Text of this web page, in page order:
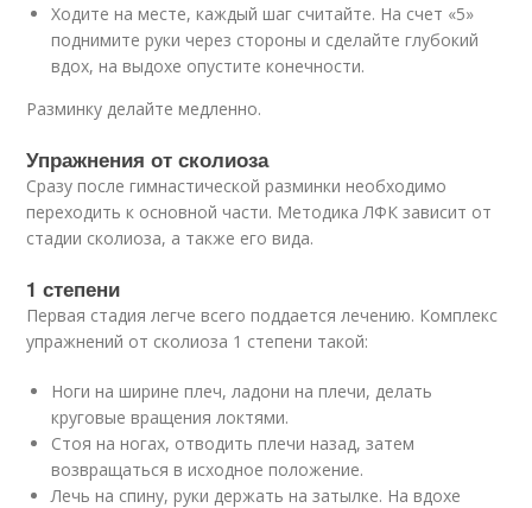
Ходите на месте, каждый шаг считайте. На счет «5»
поднимите руки через стороны и сделайте глубокий
вдох, на выдохе опустите конечности.
Разминку делайте медленно.
Упражнения от сколиоза
Сразу после гимнастической разминки необходимо
переходить к основной части. Методика ЛФК зависит от
стадии сколиоза, а также его вида.
1 степени
Первая стадия легче всего поддается лечению. Комплекс
упражнений от сколиоза 1 степени такой:
Ноги на ширине плеч, ладони на плечи, делать
круговые вращения локтями.
Стоя на ногах, отводить плечи назад, затем
возвращаться в исходное положение.
Лечь на спину, руки держать на затылке. На вдохе